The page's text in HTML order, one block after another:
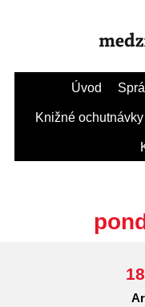
Úvod
Knižné ochutnávky